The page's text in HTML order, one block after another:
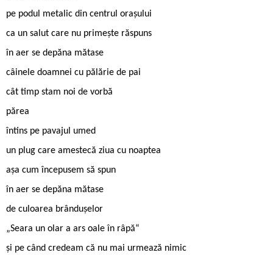
pe podul metalic din centrul orașului
ca un salut care nu primește răspuns
în aer se depăna mătase
câinele doamnei cu pălărie de pai
cât timp stam noi de vorbă
părea
întins pe pavajul umed
un plug care amestecă ziua cu noaptea
așa cum începusem să spun
în aer se depăna mătase
de culoarea brândușelor
„Seara un olar a ars oale în râpă“
și pe când credeam că nu mai urmează nimic